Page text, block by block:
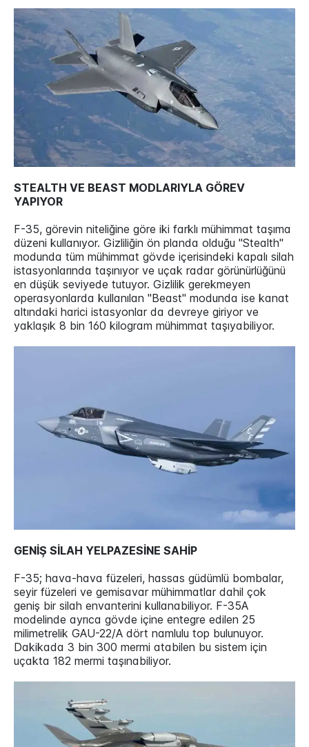
STEALTH VE BEAST MODLARIYLA GÖREV
YAPIYOR
F-35, görevin niteliğine göre iki farklı mühimmat taşıma
düzeni kullanıyor. Gizliliğin ön planda olduğu "Stealth"
modunda tüm mühimmat gövde içerisindeki kapalı silah
istasyonlarında taşınıyor ve uçak radar görünürlüğünü
en düşük seviyede tutuyor. Gizlilik gerekmeyen
operasyonlarda kullanılan "Beast" modunda ise kanat
altındaki harici istasyonlar da devreye giriyor ve
yaklaşık 8 bin 160 kilogram mühimmat taşıyabiliyor.
GENİŞ SİLAH YELPAZESİNE SAHİP
F-35; hava-hava füzeleri, hassas güdümlü bombalar,
seyir füzeleri ve gemisavar mühimmatlar dahil çok
geniş bir silah envanterini kullanabiliyor. F-35A
modelinde ayrıca gövde içine entegre edilen 25
milimetrelik GAU-22/A dört namlulu top bulunuyor.
Dakikada 3 bin 300 mermi atabilen bu sistem için
uçakta 182 mermi taşınabiliyor.